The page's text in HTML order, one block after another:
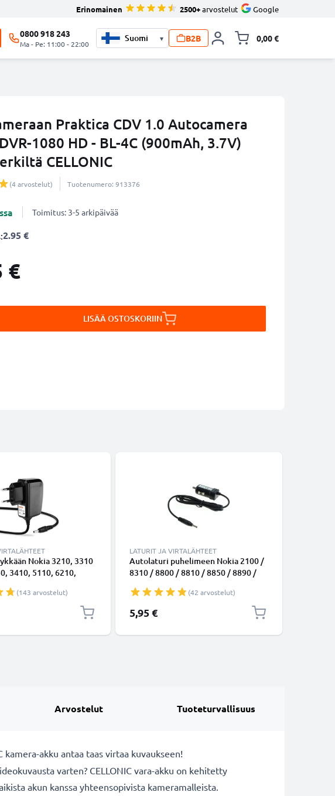
Erinomainen 2500+arvostelut Google
0800 918 243
Ma - Pe: 11:00 - 22:00
▾ B2B 0,00 €
Praktica CDV 1.0 Autocamera
1080 HD - BL-4C (900mAh, 3.7V)
CELLONIC
(4 arvostelut) Tuotenumero: 913376
Toimitus: 3-5 arkipäivää
2.95 €
€
LISÄÄ OSTOSKORIIN
Nokia 3210, 3310
3410, 5110, 6210,
0.5A / 500mA, 1.4m
(143 arvostelut)
LATURIT JA VIRTALÄHTEET
Autolaturi puhelimeen Nokia 2100 /
8310 / 8800 / 8810 / 8850 / 8890 /
500mA, tupakansytytinlaturin johto
1.5m
(42 arvostelut)
5,95 €
Arvostelut Tuoteturvallisuus
kamera-akku antaa taas virtaa kuvaukseen!
varten? CELLONIC vara-akku on kehitetty
akun kanssa yhteensopivista kameramalleista.